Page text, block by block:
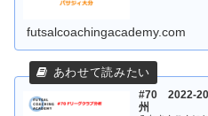
futsalcoachingacademy.com
#70 2022-
州